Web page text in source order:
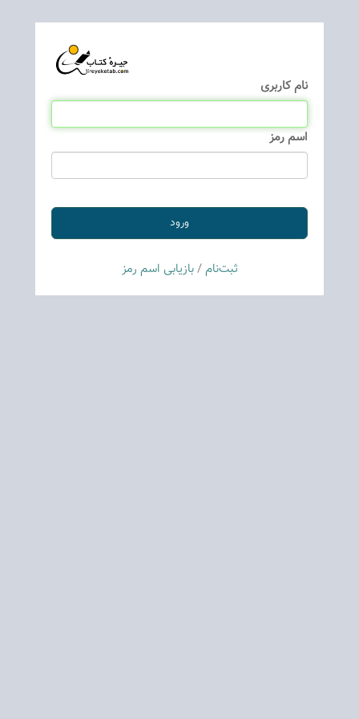
نام كاربری
اسم رمز
ثبت‌نام/بازیابی اسم رمز